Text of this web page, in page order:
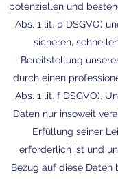
potenziellen und
Abs. 1 lit. b DSGVO)
sicheren,
Bereitstellung
durch einen
Abs. 1 lit. f DSGVO).
Daten nur insoweit
Erfüllung seiner
erforderlich ist und
Bezug auf diese Daten